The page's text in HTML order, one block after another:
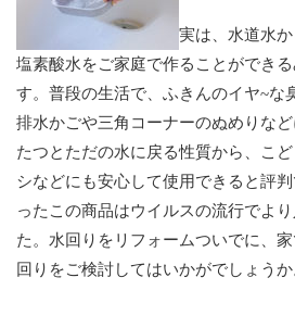
実は、水道水
塩素酸水をご家庭で作ることができ
す。普段の生活で、ふきんのイヤ~な
排水かごや三角コーナーのぬめりな
たつとただの水に戻る性質から、こ
シなどにも安心して使用できると評
ったこの商品はウイルスの流行でよ
た。水回りをリフォームついでに、
回りをご検討してはいかがでしょうか